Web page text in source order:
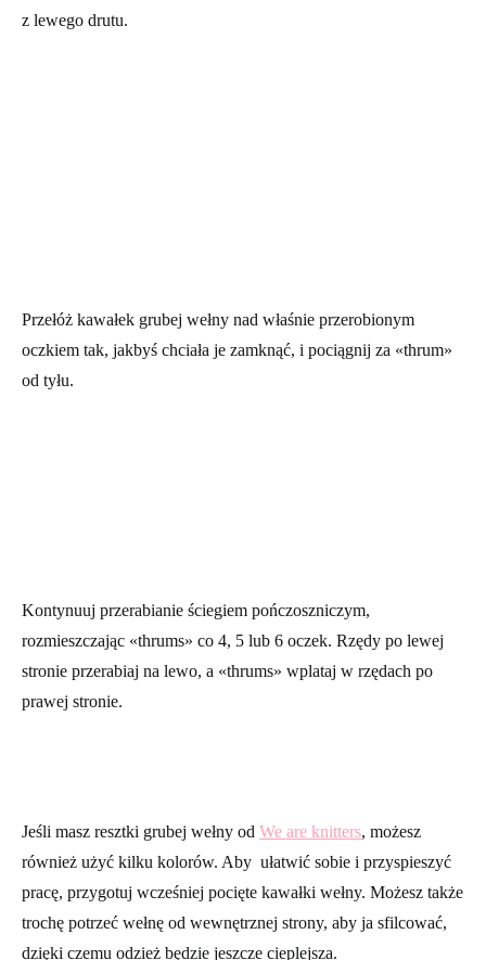
z lewego drutu.
Przełóż kawałek grubej wełny nad właśnie przerobionym
oczkiem tak, jakbyś chciała je zamknąć, i pociągnij za «thrum»
od tyłu.
Kontynuuj przerabianie ściegiem pończoszniczym,
rozmieszczając «thrums» co 4, 5 lub 6 oczek. Rzędy po lewej
stronie przerabiaj na lewo, a «thrums» wplataj w rzędach po
prawej stronie.
Jeśli masz resztki grubej wełny od We are knitters, możesz
również użyć kilku kolorów. Aby ułatwić sobie i przyspieszyć
pracę, przygotuj wcześniej pocięte kawałki wełny. Możesz także
trochę potrzeć wełnę od wewnętrznej strony, aby ja sfilcować,
dzięki czemu odzież będzie jeszcze cieplejsza.